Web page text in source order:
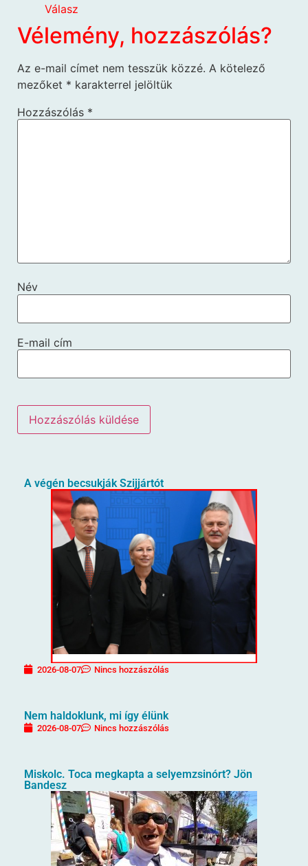
Válasz
Vélemény, hozzászólás?
Az e-mail címet nem tesszük közzé. A kötelező
mezőket * karakterrel jelöltük
Hozzászólás *
Név
E-mail cím
A végén becsukják Szijjártót
2026-08-07 Nincs hozzászólás
Nem haldoklunk, mi így élünk
2026-08-07 Nincs hozzászólás
Miskolc. Toca megkapta a selyemzsinórt? Jön
Bandesz